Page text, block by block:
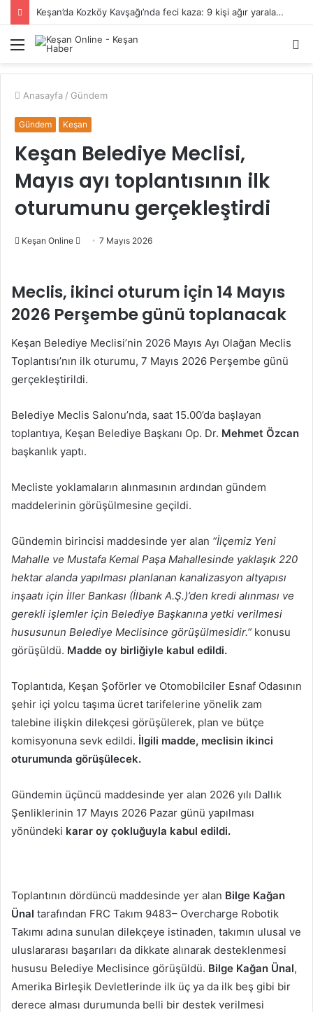
Keşan’da Kozköy Kavşağı’nda feci kaza: 9 kişi ağır yaralandı
Menü
Anasayfa / Gündem
Gündem Keşan
Keşan Belediye Meclisi,
Mayıs ayı toplantısının ilk
oturumunu gerçekleştirdi
Keşan Online
göndermek
7 Mayıs 2026
Meclis, ikinci oturum için 14 Mayıs
2026 Perşembe günü toplanacak
Keşan Belediye Meclisi’nin 2026 Mayıs Ayı Olağan Meclis
Toplantısı’nın ilk oturumu, 7 Mayıs 2026 Perşembe günü
gerçekleştirildi.
Belediye Meclis Salonu’nda, saat 15.00’da başlayan
toplantıya, Keşan Belediye Başkanı Op. Dr. Mehmet Özcan
başkanlık yaptı.
Mecliste yoklamaların alınmasının ardından gündem
maddelerinin görüşülmesine geçildi.
Gündemin birincisi maddesinde yer alan “İlçemiz Yeni
Mahalle ve Mustafa Kemal Paşa Mahallesinde yaklaşık 220
hektar alanda yapılması planlanan kanalizasyon altyapısı
inşaatı için İller Bankası (İlbank A.Ş.)’den kredi alınması ve
gerekli işlemler için Belediye Başkanına yetki verilmesi
hususunun Belediye Meclisince görüşülmesidir.” konusu
görüşüldü. Madde oy birliğiyle kabul edildi.
Toplantıda, Keşan Şoförler ve Otomobilciler Esnaf Odasının
şehir içi yolcu taşıma ücret tarifelerine yönelik zam
talebine ilişkin dilekçesi görüşülerek, plan ve bütçe
komisyonuna sevk edildi. İlgili madde, meclisin ikinci
oturumunda görüşülecek.
Gündemin üçüncü maddesinde yer alan 2026 yılı Dallık
Şenliklerinin 17 Mayıs 2026 Pazar günü yapılması
yönündeki karar oy çokluğuyla kabul edildi.
Toplantının dördüncü maddesinde yer alan Bilge Kağan
Ünal tarafından FRC Takım 9483– Overcharge Robotik
Takımı adına sunulan dilekçeye istinaden, takımın ulusal ve
uluslararası başarıları da dikkate alınarak desteklenmesi
hususu Belediye Meclisince görüşüldü. Bilge Kağan Ünal,
Amerika Birleşik Devletlerinde ilk üç ya da ilk beş gibi bir
derece alması durumunda belli bir destek verilmesi